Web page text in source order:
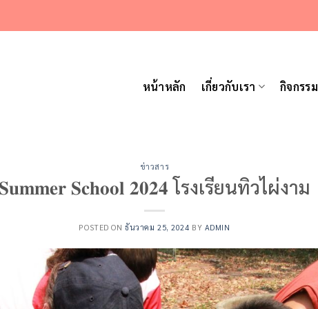
หน้าหลัก เกี่ยวกับเรา กิจกรรม
ข่าวสาร
𝐒𝐮𝐦𝐦𝐞𝐫 𝐒𝐜𝐡𝐨𝐨𝐥 𝟐𝟎𝟐𝟒 โรงเรียนทิวไผ่งาม
POSTED ONธันวาคม 25, 2024 BY ADMIN